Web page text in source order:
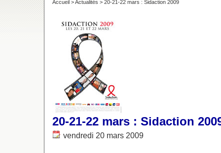
Accueil >Actualités > 20-21-22 mars : Sidaction 2009
20-21-22 mars : Sidaction
vendredi 20 mars 2009